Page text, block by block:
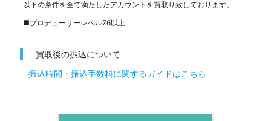
以下の条件を全て満たしたアカウントを買取り致しております。
■プロデューサーレベル76以上
買取後の振込について
振込時間・振込手数料に関するガイドはこちら